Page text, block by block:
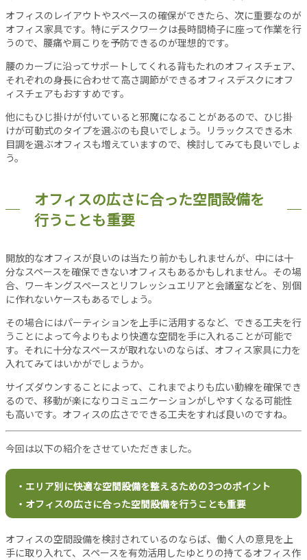
当
サ
イ
ト
に
つ
て
運
営
プ
ラ
イ
バ
シ
ー
ポ
リ
シ
ー
お
問
い
せ
オフィスのレイアウトやスペースの確保ができたら、次に重要なのが
オフィス家具です。特にデスクワークは長時間椅子に座って作業を行
うので、腰痛や肩こりを予防できるのが理想的です。
腰のカーブに沿ってサポートしてくれる背もたれのオフィスチェア、
それぞれの身長に合わせて高さ調節ができるオフィスデスクにオフ
ィスチェアもおすすめです。
他にもひじ掛けが付いていると邪魔になることがあるので、ひじ掛
けが可動式のタイプを選ぶのも良いでしょう。リラックスできる木
目調を選ぶオフィスも増えていますので、検討してみても良いでしょ
う。
オフィスの広さに合った空間設備を
行うことも重要
開放的なオフィスが良いのは当たり前かもしれませんが、中には十
分なスペースを確保できないオフィスもあるかもしれません。その場
合、ワーキングスペースとリフレッシュエリアと会議室などを、別個
に作れないケースもあるでしょう。
その場合にはパーティションを上手に活用するなど、できる工夫を行
うことによって今よりもより快適な空間を手に入れることが可能で
す。それに十分なスペースが取れないのならば、オフィス家具に力を
入れてみてはいかがでしょうか。
サイズダウンすることによって、これまでよりも広い動線を確保でき
るので、移動が楽になりコミュニケーションがしやすくなる可能性
も高いです。オフィスの広さでできる工夫をすれば良いのですね。
今回は以下の紹介をさせていただきました。
・エリア別に快適な空間設備を整えるための3つのポイント
・オフィスの広さに合った空間設備を行うことも重要
オフィスの空間設備を検討されているのならば、働く人の意見を上
手に取り入れて、スペースを有効活用したゆとりの持てるオフィス作